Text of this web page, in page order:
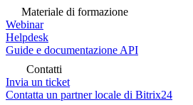
Materiale di formazione
Webinar
Helpdesk
Guide e documentazione API
Contatti
Invia un ticket
Contatta un partner locale di Bitrix24